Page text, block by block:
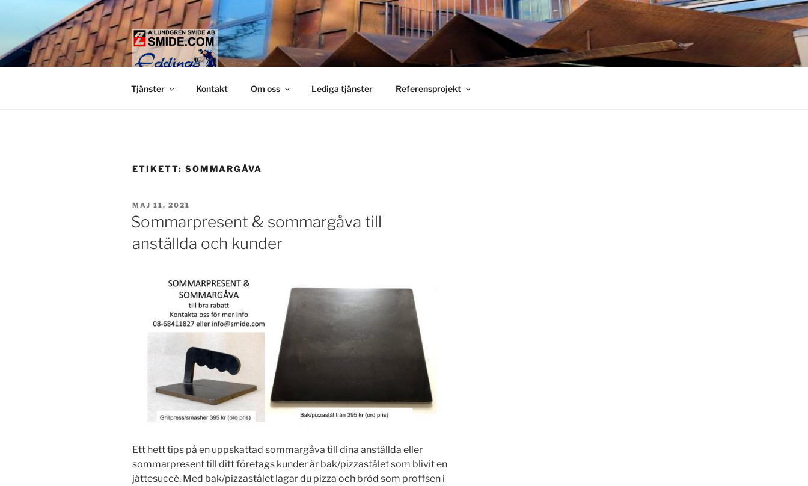
innehåll
LUNDGRENS SMIDE
Smide och glaspartier i Stockholm
Tjänster Kontakt Om oss Lediga tjänster Referensprojekt
ETIKETT: SOMMARGÅVA
PUBLICERAT
MAJ 11, 2021
Sommarpresent & sommargåva till
anställda och kunder
Ett hett tips på en uppskattad sommargåva till dina anställda eller
sommarpresent till ditt företags kunder är bak/pizzastålet som blivit en
jättesuccé. Med bak/pizzastålet lagar du pizza och bröd som proffsen i